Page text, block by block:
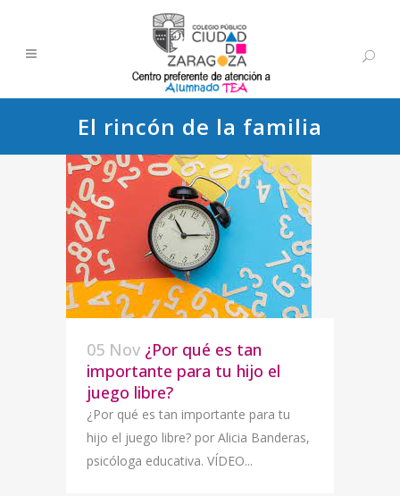
El rincón de la familia
05 Nov ¿Por qué es tan
importante para tu hijo el
juego libre?
¿Por qué es tan importante para tu
hijo el juego libre? por Alicia Banderas,
psicóloga educativa. VÍDEO...